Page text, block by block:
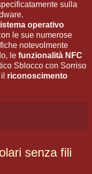
sulla
operativo
le sue numerose
notevolmente
le funzionalità NFC
Sblocco con Sorriso
riconoscimento
senza fili